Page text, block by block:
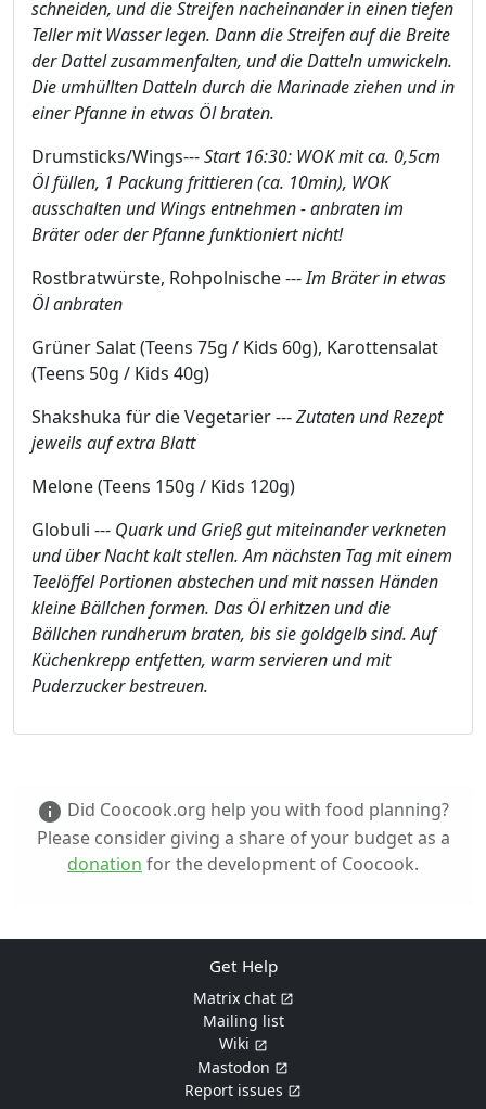
schneiden, und die Streifen nacheinander in einen tiefen
Teller mit Wasser legen. Dann die Streifen auf die Breite
der Dattel zusammenfalten, und die Datteln umwickeln.
Die umhüllten Datteln durch die Marinade ziehen und in
einer Pfanne in etwas Öl braten.
Drumsticks/Wings---Start 16:30: WOK mit ca. 0,5cm
Öl füllen, 1 Packung frittieren (ca. 10min), WOK
ausschalten und Wings entnehmen - anbraten im
Bräter oder der Pfanne funktioniert nicht!
Rostbratwürste, Rohpolnische ---Im Bräter in etwas
Öl anbraten
Grüner Salat (Teens 75g / Kids 60g), Karottensalat
(Teens 50g / Kids 40g)
Shakshuka für die Vegetarier ---Zutaten und Rezept
jeweils auf extra Blatt
Melone (Teens 150g / Kids 120g)
Globuli --- Quark und Grieß gut miteinander verkneten
und über Nacht kalt stellen. Am nächsten Tag mit einem
Teelöffel Portionen abstechen und mit nassen Händen
kleine Bällchen formen. Das Öl erhitzen und die
Bällchen rundherum braten, bis sie goldgelb sind. Auf
Küchenkrepp entfetten, warm servieren und mit
Puderzucker bestreuen.
info Did Coocook.org help you with food planning?
Please consider giving a share of your budget as a
donation for the development of Coocook.
Get Help
Matrix chat
Mailing list
Wiki
Mastodon
Report issues